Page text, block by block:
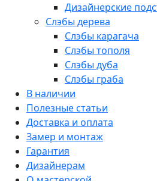
Дизайнерские
Слэбы дерева
Слэбы карагача
Слэбы тополя
Слэбы дуба
Слэбы граба
В наличии
Полезные статьи
Доставка и оплата
Замер и монтаж
Гарантия
Дизайнерам